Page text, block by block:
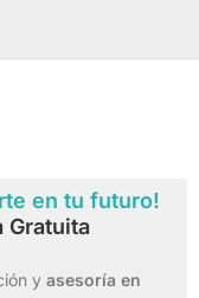
en tu futuro!
Gratuita
y asesoría en